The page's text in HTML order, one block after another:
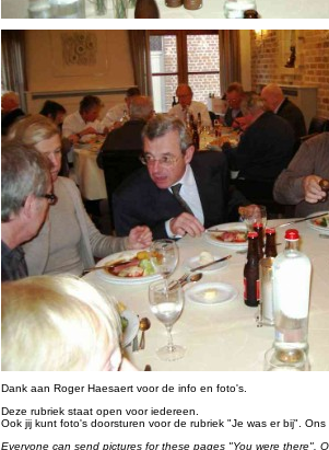
Dank aan Roger Haesaert voor de info en foto's.
Deze rubriek staat open voor iedereen.
Ook jij kunt foto's doorsturen voor de rubriek "Je was er bij".
Everyone can send pictures for these pages "You were there".